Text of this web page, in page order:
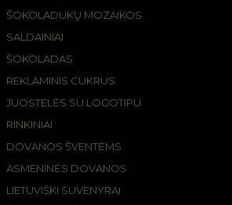
ŠOKOLADUKŲ MOZAIKOS
SALDAINIAI
ŠOKOLADAS
REKLAMINIS CUKRUS
JUOSTELĖS SU LOGOTIPU
RINKINIAI
DOVANOS ŠVENTĖMS
ASMENINĖS DOVANOS
LIETUVIŠKI SUVENYRAI